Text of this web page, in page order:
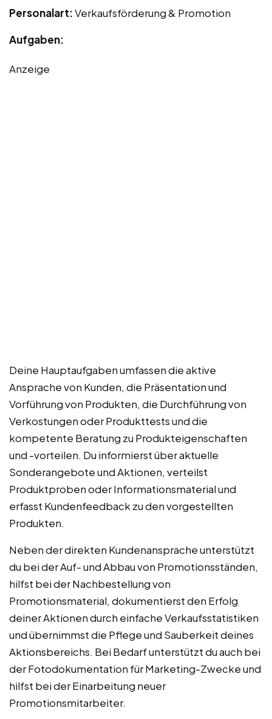
Personalart:Verkaufsförderung & Promotion
Aufgaben:
Anzeige
Deine Hauptaufgaben umfassen die aktive
Ansprache von Kunden, die Präsentation und
Vorführung von Produkten, die Durchführung von
Verkostungen oder Produkttests und die
kompetente Beratung zu Produkteigenschaften
und -vorteilen. Du informierst über aktuelle
Sonderangebote und Aktionen, verteilst
Produktproben oder Informationsmaterial und
erfasst Kundenfeedback zu den vorgestellten
Produkten.
Neben der direkten Kundenansprache unterstützt
du bei der Auf- und Abbau von Promotionsständen,
hilfst bei der Nachbestellung von
Promotionsmaterial, dokumentierst den Erfolg
deiner Aktionen durch einfache Verkaufsstatistiken
und übernimmst die Pflege und Sauberkeit deines
Aktionsbereichs. Bei Bedarf unterstützt du auch bei
der Fotodokumentation für Marketing-Zwecke und
hilfst bei der Einarbeitung neuer
Promotionsmitarbeiter.